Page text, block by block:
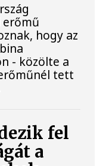
erőmű
hogy az
- közölte a
tett
fel
a